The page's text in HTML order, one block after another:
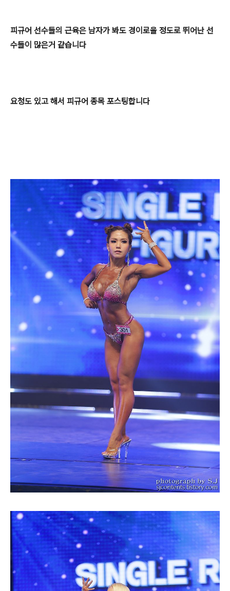
피규어 선수들의 근육은 남자가 봐도 경이로울 정도로 뛰어난 선
수들이 많은거 같습니다
요청도 있고 해서 피규어 종목 포스팅합니다